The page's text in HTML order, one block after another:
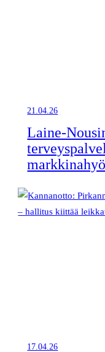
21.04.26
Laine-
17.04.26